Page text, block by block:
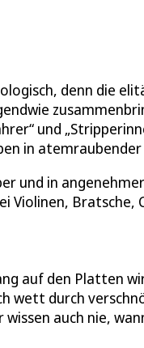
denn die
und
in
und in
Violinen, Bratsche,
auf den Platten
wett durch
wissen auch nie,